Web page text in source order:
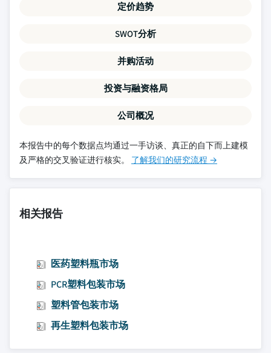
定价趋势
SWOT分析
并购活动
投资与融资格局
公司概况
本报告中的每个数据点均通过一手访谈、真正的自下而上建模
及严格的交叉验证进行核实。 了解我们的研究流程 →
相关报告
医药塑料瓶市场
PCR塑料包装市场
塑料管包装市场
再生塑料包装市场